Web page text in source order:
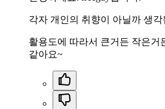
각자 개인의 취향이 아닐까 생각
활용도에 따라서 큰거든 작은거
같아요~